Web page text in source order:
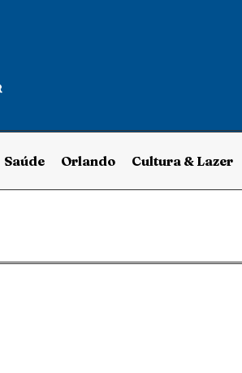
Saúde Orlando Cultura & Lazer